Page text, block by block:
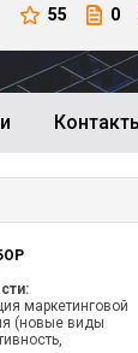
55 0
маркетинговой
(новые виды